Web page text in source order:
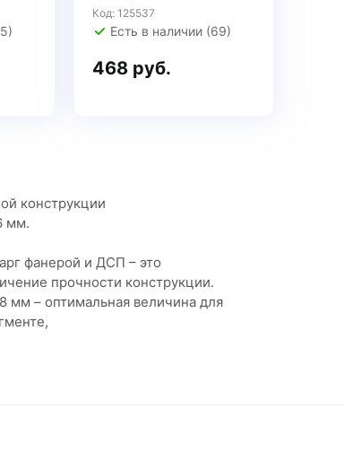
Код: 125537
Есть в наличии (69)
468 руб.
конструкции
мм.
фанерой и ДСП – это
прочности конструкции.
мм – оптимальная величина для